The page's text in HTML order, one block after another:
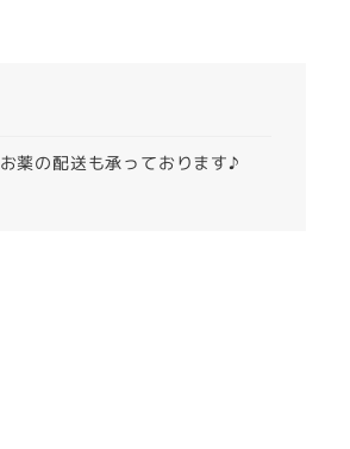
お薬の配送も承っております♪